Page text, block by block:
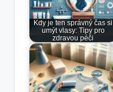
Kdy je ten správný čas si
umýt vlasy: Tipy pro
zdravou péči